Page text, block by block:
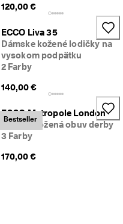
120,00 €
ECCO Liva 35
Dámske kožené lodičky na
vysokom podpätku
2 Farby
140,00 €
Bestseller
ECCO Metropole London
Pánska kožená obuv derby
3 Farby
170,00 €